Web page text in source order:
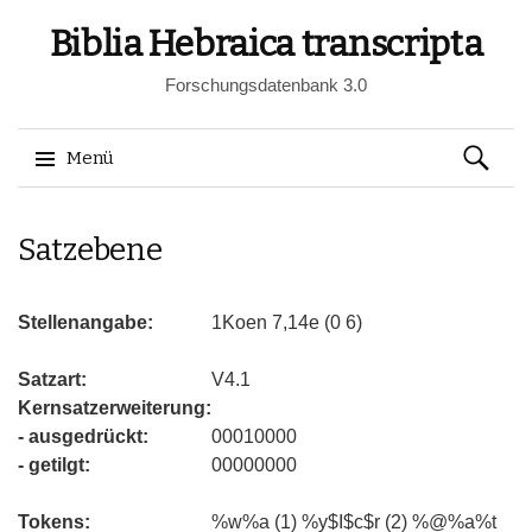
Biblia Hebraica transcripta
Forschungsdatenbank 3.0
Menü
zum
Suchen
nach:
Satzebene
Stellenangabe: 1Koen 7,14e (0 6)
Satzart:
V4.1
Kernsatzerweiterung:
- ausgedrückt:
00010000
- getilgt:
00000000
Tokens: %w%a (1) %y$I$c$r (2) %@%a%t